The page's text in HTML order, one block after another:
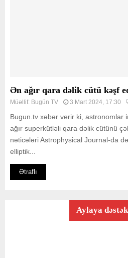
Ən ağır qara dəlik cütü kəşf
Müəllif: Bugün TV 3 Mart 2024, 17:30
Bugun.tv xəbər verir ki, astronomlar
ağır superkütləli qara dəlik cütünü
nəticələri Astrophysical Journal-da
elliptik...
Ətraflı
Aylaya